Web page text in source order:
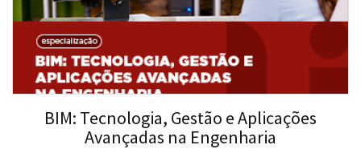
BIM: Tecnologia, Gestão e Aplicações
Avançadas na Engenharia